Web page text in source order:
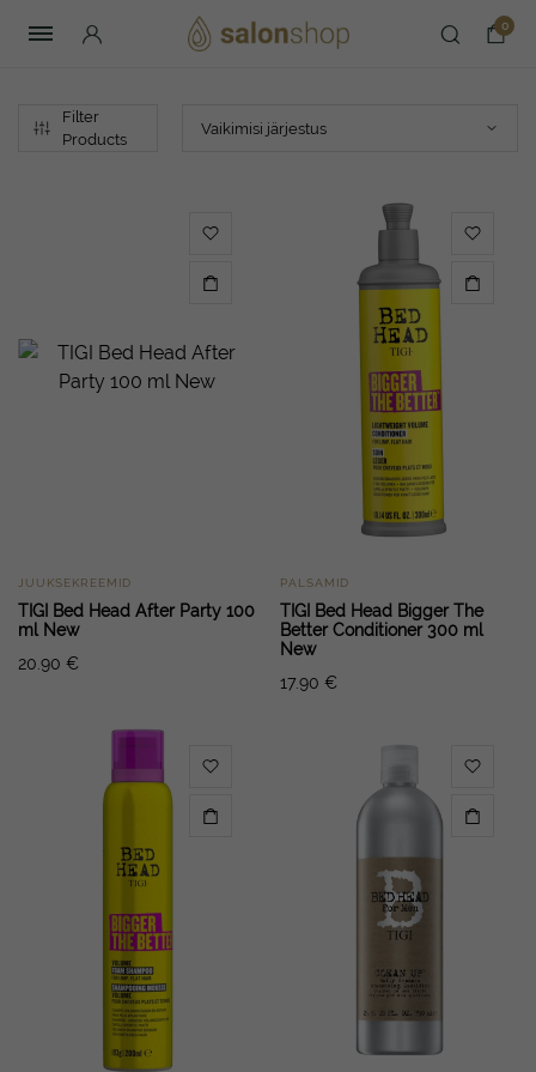
0
Filter
Products
JUUKSEKREEMID
TIGI Bed Head After Party 100
ml New
20.90 €
PALSAMID
TIGI Bed Head Bigger The
Better Conditioner 300 ml
New
17.90 €